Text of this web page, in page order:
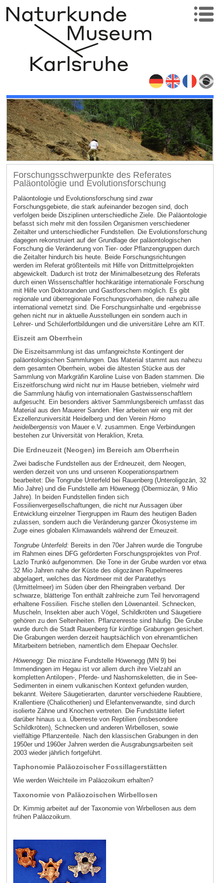
Forschungsschwerpunkte des Referates
Paläontologie und Evolutionsforschung
Paläontologie und Evolutionsforschung sind zwar
Forschungsgebiete, die stark aufeinander bezogen sind, doch
verfolgen beide Disziplinen unterschiedliche Ziele. Die Paläontologie
befasst sich mehr mit den fossilen Organismen verschiedener
Zeitalter und unterschiedlicher Fundstellen. Die Evolutionsforschung
dagegen rekonstruiert auf der Grundlage der paläontologischen
Forschung die Veränderung von Tier- oder Pflanzengruppen durch
die Zeitalter hindurch bis heute. Beide Forschungsrichtungen
werden im Referat größtenteils mit Hilfe von Drittmittelprojekten
abgewickelt. Dadurch ist trotz der Minimalbesetzung des Referats
durch einen Wissenschaftler hochkarätige internationale Forschung
mit Hilfe von Doktoranden und Gastforschern möglich. Es gibt
regionale und überregionale Forschungsvorhaben, die nahezu alle
international vernetzt sind. Die Forschungsinhalte und -ergebnisse
gehen nicht nur in aktuelle Ausstellungen ein sondern auch in
Lehrer- und Schülerfortbildungen und die universitäre Lehre am KIT.
Eiszeit am Oberrhein
Die Eiszeitsammlung ist das umfangreichste Kontingent der
paläontologischen Sammlungen. Das Material stammt aus nahezu
dem gesamten Oberrhein, wobei die ältesten Stücke aus der
Sammlung von Markgräfin Karoline Luise von Baden stammen. Die
Eiszeitforschung wird nicht nur im Hause betrieben, vielmehr wird
die Sammlung häufig von internationalen Gastwissenschaftlern
aufgesucht. Ein besonders aktiver Sammlungsbereich umfasst das
Material aus den Mauerer Sanden. Hier arbeiten wir eng mit der
Exzellenzuniversität Heidelberg und den Verein Homo
heidelbergensis von Mauer e.V. zusammen. Enge Verbindungen
bestehen zur Universität von Heraklion, Kreta.
Die Erdneuzeit (Neogen) im Bereich am Oberrhein
Zwei badische Fundstellen aus der Erdneuzeit, dem Neogen,
werden derzeit von uns und unseren Kooperationspartnern
bearbeitet: Die Tongrube Unterfeld bei Rauenberg (Unteroligozän, 32
Mio Jahre) und die Fundstelle am Höwenegg (Obermiozän, 9 Mio
Jahre). In beiden Fundstellen finden sich
Fossilienvergesellschaftungen, die nicht nur Aussagen über
Entwicklung einzelner Tiergruppen im Raum des heutigen Baden
zulassen, sondern auch die Veränderung ganzer Ökosysteme im
Zuge eines globalen Klimawandels während der Erneuzeit.
Tongrube Unterfeld: Bereits in den 70er Jahren wurde die Tongrube
im Rahmen eines DFG geförderten Forschungsprojektes von Prof.
Lazlo Trunkó aufgenommen. Die Tone in der Grube wurden vor etwa
32 Mio Jahren nahe der Küste des oligozänen Rupelmeeres
abgelagert, welches das Nordmeer mit der Paratethys
(Urmittelmeer) im Süden über den Rheingraben verband. Der
schwarze, blätterige Ton enthält zahlreiche zum Teil hervorragend
erhaltene Fossilien. Fische stellen den Löwenanteil. Schnecken,
Muscheln, Insekten aber auch Vögel, Schildkröten und Säugetiere
gehören zu den Seltenheiten. Pflanzenreste sind häufig. Die Grube
wurde durch die Stadt Rauenberg für künftige Grabungen gesichert.
Die Grabungen werden derzeit hauptsächlich von ehrenamtlichen
Mitarbeitern betrieben, namentlich dem Ehepaar Oechsler.
Höwenegg: Die miozäne Fundstelle Höwenegg (MN 9) bei
Immendingen im Hegau ist vor allem durch ihre Vielzahl an
kompletten Antilopen-, Pferde- und Nashornskeletten, die in See-
Sedimenten in einem vulkanischen Kontext gefunden wurden,
bekannt. Weitere Säugetierarten, darunter verschiedene Raubtiere,
Krallentiere (Chalicotherien) und Elefantenverwandte, sind durch
isolierte Zähne und Knochen vertreten. Die Fundstätte liefert
darüber hinaus u.a. Überreste von Reptilien (insbesondere
Schildkröten), Schnecken und anderen Wirbellosen, sowie
vielfältige Pflanzenteile. Nach den klassischen Grabungen in den
1950er und 1960er Jahren werden die Ausgrabungsarbeiten seit
2003 wieder jährlich fortgeführt.
Taphonomie Paläozoischer Fossillagerstätten
Wie werden Weichteile im Paläozoikum erhalten?
Taxonomie von Paläozoischen Wirbellosen
Dr. Kimmig arbeitet auf der Taxonomie von Wirbellosen aus dem
frühen Paläozoikum.